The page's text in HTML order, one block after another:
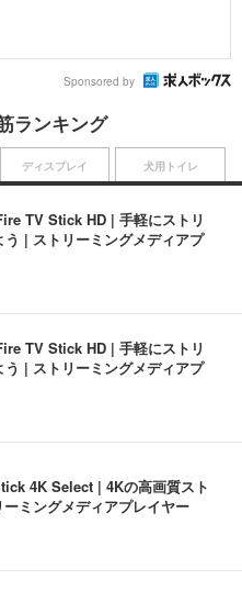
Sponsored by
ランキング
TV Stick HD | 手軽にストリ
う | ストリーミングメディアプ
TV Stick HD | 手軽にストリ
う | ストリーミングメディアプ
4K Select | 4Kの高画質スト
ミングメディアプレイヤー
ディスプレイ 犬用トイレ